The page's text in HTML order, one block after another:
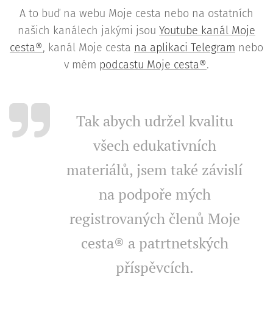
A to buď na webu Moje cesta nebo na ostatních
našich kanálech jakými jsou Youtube kanál Moje
cesta®, kanál Moje cesta na aplikaci Telegram nebo
v mém podcastu Moje cesta®.
Tak abych udržel kvalitu
všech edukativních
materiálů, jsem také závislí
na podpoře mých
registrovaných členů Moje
cesta® a patrtnetských
příspěvcích.